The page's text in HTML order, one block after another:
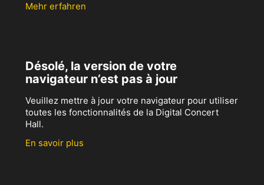
Mehr erfahren
Désolé, la version de votre
navigateur n’est pas à jour
Veuillez mettre à jour votre navigateur pour utiliser
toutes les fonctionnalités de la Digital Concert
Hall.
En savoir plus